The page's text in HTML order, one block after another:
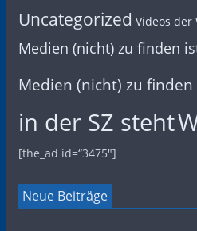
Uncategorized Videos der
Medien (nicht) zu finden
Medien (nicht) zu finden
in der SZ steht
[the_ad id=“3475″]
Neue Beiträge